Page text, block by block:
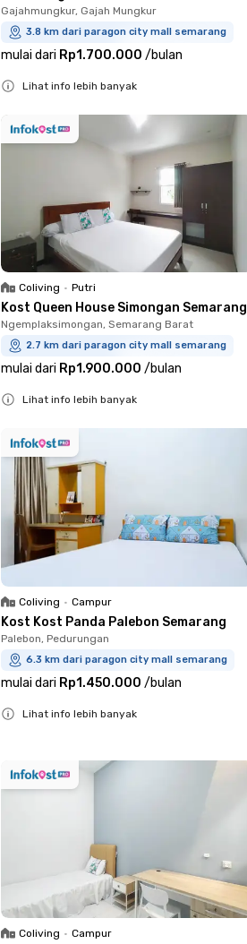
Gajahmungkur, Gajah Mungkur
3.8 km dari paragon city mall semarang
mulai dari Rp1.700.000 /bulan
Lihat info lebih banyak
Coliving • Putri
Kost Queen House Simongan Semarang
Ngemplaksimongan, Semarang Barat
2.7 km dari paragon city mall semarang
mulai dari Rp1.900.000 /bulan
Lihat info lebih banyak
Coliving • Campur
Kost Kost Panda Palebon Semarang
Palebon, Pedurungan
6.3 km dari paragon city mall semarang
mulai dari Rp1.450.000 /bulan
Lihat info lebih banyak
Coliving • Campur